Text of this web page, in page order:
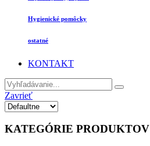
Hygienické pomôcky
ostatné
KONTAKT
Zavrieť
KATEGÓRIE PRODUKTOV